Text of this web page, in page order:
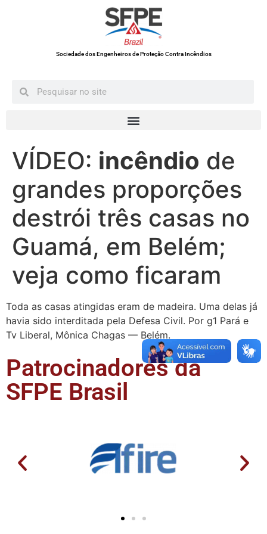
Sociedade dos Engenheiros de Proteção Contra Incêndios
VÍDEO: incêndio de
grandes proporções
destrói três casas no
Guamá, em Belém;
veja como ficaram
Toda as casas atingidas eram de madeira. Uma delas já
havia sido interditada pela Defesa Civil. Por g1 Pará e
Tv Liberal, Mônica Chagas — Belém.
Patrocinadores da
SFPE Brasil